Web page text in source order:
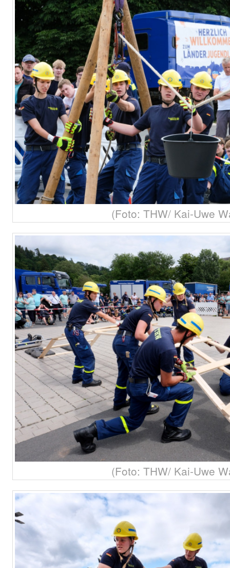
(Foto: THW/ Kai-Uwe
(Foto: THW/ Kai-Uwe